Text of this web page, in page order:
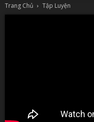
Trang Chủ Tập Luyện